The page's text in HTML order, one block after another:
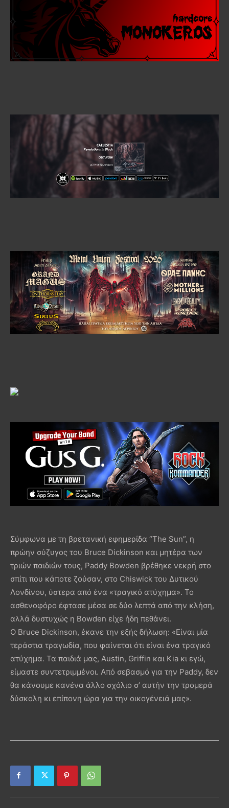
Σύμφωνα με τη βρετανική εφημερίδα “The Sun”, η
πρώην σύζυγος του Bruce Dickinson και μητέρα των
τριών παιδιών τους, Paddy Bowden βρέθηκε νεκρή στο
σπίτι που κάποτε ζούσαν, στο Chiswick του Δυτικού
Λονδίνου, ύστερα από ένα «τραγικό ατύχημα». Το
ασθενοφόρο έφτασε μέσα σε δύο λεπτά από την κλήση,
αλλά δυστυχώς η Bowden είχε ήδη πεθάνει.
Ο Bruce Dickinson, έκανε την εξής δήλωση: «Είναι μία
τεράστια τραγωδία, που φαίνεται ότι είναι ένα τραγικό
ατύχημα. Τα παιδιά μας, Austin, Griffin και Kia κι εγώ,
είμαστε συντετριμμένοι. Από σεβασμό για την Paddy, δεν
θα κάνουμε κανένα άλλο σχόλιο σ’ αυτήν την τρομερά
δύσκολη κι επίπονη ώρα για την οικογένειά μας».